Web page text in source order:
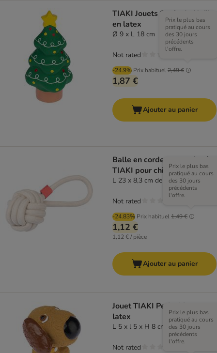
TIAKI Jouets Sapin de Noël
en latex
Ø 9 x L 18 cm
-24.9% Prix habituel2,49 €
Prix le plus bas
pratiqué au cours
des 30 jours
précédents
l'offre.
1,87 €
Not rated
Ajouter au panier
Balle en corde avec poignée
TIAKI pour chien
L 23 x 8,3 cm de diamètre
-24.83% Prix habituel1,49 €
Prix le plus bas
pratiqué au cours
des 30 jours
précédents
l'offre.
1,12 €
1,12 € / pièce
Not rated
Ajouter au panier
Jouet TIAKI Petit chien en
latex
L 5 x l 5 x H 8 cm
Prix le plus bas
pratiqué au cours
des 30 jours
précédents
l'offre.
Not rated